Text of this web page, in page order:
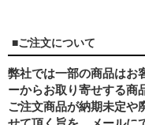
■ご注文について
弊社では一部の商品はお
ーからお取り寄せする商
ご注文商品が納期未定や